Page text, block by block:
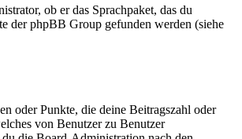
ob er das Sprachpaket, das du
der phpBB Group gefunden werden (siehe
oder Punkte, die deine Beitragszahl oder
von Benutzer zu Benutzer